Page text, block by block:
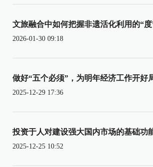
文旅融合中如何把握非遗活化利用的“度
2026-01-30 09:18
做好“五个必须”，为明年经济工作开好
2025-12-29 17:36
投资于人对建设强大国内市场的基础功
2025-12-25 10:52